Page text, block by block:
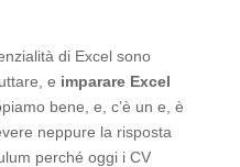
di Excel sono
e imparare Excel
bene, e, c’è un e, è
neppure la risposta
perché oggi i CV